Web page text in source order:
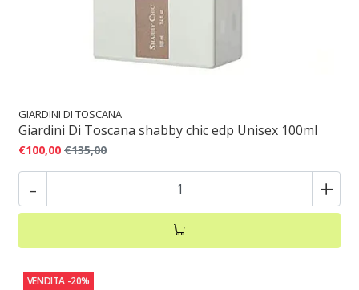
GIARDINI DI TOSCANA
Giardini Di Toscana shabby chic edp Unisex 100ml
€100,00 €135,00
- +
VENDITA -20%